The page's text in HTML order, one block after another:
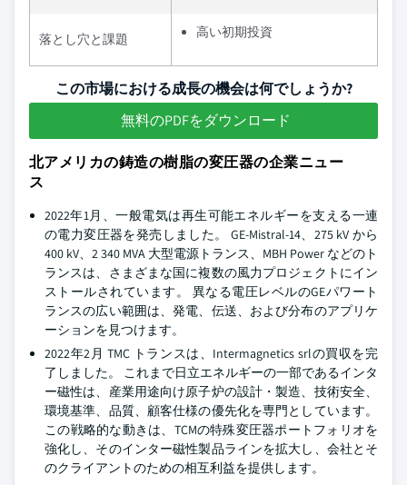
落とし穴と課題 高い初期投資
この市場における成長の機会は何でしょうか?
無料のPDFをダウンロード
北アメリカの鋳造の樹脂の変圧器の企業ニュー
ス
2022年1月、一般電気は再生可能エネルギーを支える一連
の電力変圧器を発売しました。 GE-Mistral-14、275 kV から
400 kV、2 340 MVA 大型電源トランス、MBH Power などのト
ランスは、さまざまな国に複数の風力プロジェクトにイン
ストールされています。 異なる電圧レベルのGEパワート
ランスの広い範囲は、発電、伝送、および分布のアプリケ
ーションを見つけます。
2022年2月 TMC トランスは、Intermagnetics srlの買収を完
了しました。 これまで日立エネルギーの一部であるインタ
ー磁性は、産業用途向け原子炉の設計・製造、技術安全、
環境基準、品質、顧客仕様の優先化を専門としています。
この戦略的な動きは、TCMの特殊変圧器ポートフォリオを
強化し、そのインター磁性製品ラインを拡大し、会社とそ
のクライアントのための相互利益を提供します。